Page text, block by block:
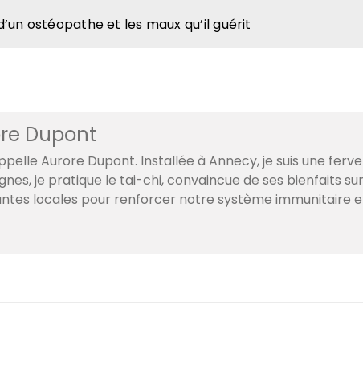
ostéopathe et les maux qu’il guérit
Dupont
Aurore Dupont. Installée à Annecy, je suis une
je pratique le tai-chi, convaincue de ses bienfaits
locales pour renforcer notre système immunitaire